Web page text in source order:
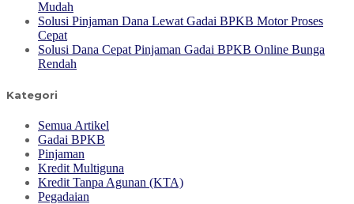
Mudah
Solusi Pinjaman Dana Lewat Gadai BPKB Motor Proses
Cepat
Solusi Dana Cepat Pinjaman Gadai BPKB Online Bunga
Rendah
Kategori
Semua Artikel
Gadai BPKB
Pinjaman
Kredit Multiguna
Kredit Tanpa Agunan (KTA)
Pegadaian